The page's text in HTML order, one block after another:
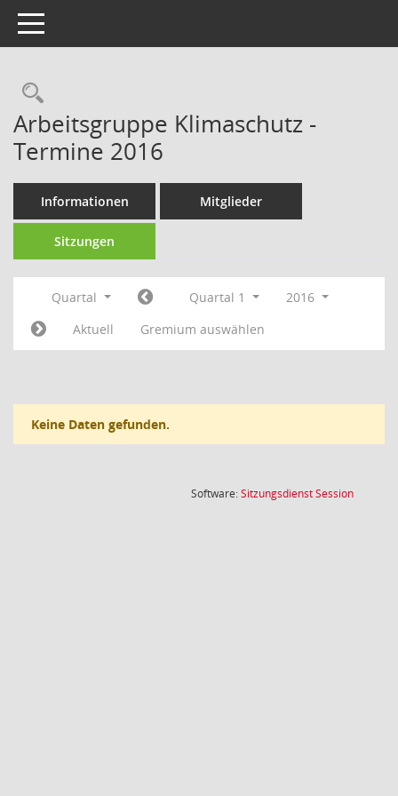
Toggle navigation
Rechercheauswahl
Arbeitsgruppe Klimaschutz -
Termine 2016
Informationen Mitglieder
Sitzungen
Quartal Quartal 1
2016
Aktuell
Gremium auswählen
Keine Daten gefunden.
Software:SitzungsdienstSession(Wird in